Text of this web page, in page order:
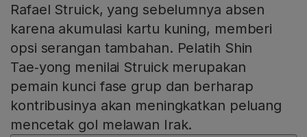
Rafael Struick, yang sebelumnya absen
karena akumulasi kartu kuning, memberi
opsi serangan tambahan. Pelatih Shin
Tae‑yong menilai Struick merupakan
pemain kunci fase grup dan berharap
kontribusinya akan meningkatkan peluang
mencetak gol melawan Irak.